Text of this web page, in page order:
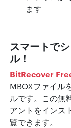
ます
スマートで
ル！
BitRecover
MBOXファイル
ルです。この無
アントをインス
覧できます。